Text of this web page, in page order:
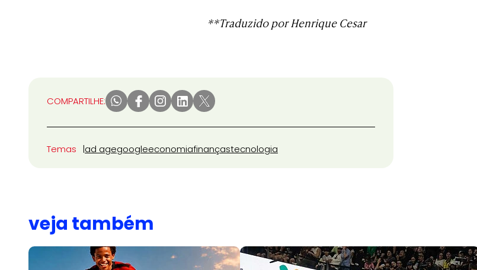
**Traduzido por Henrique Cesar
COMPARTILHE:
Temas ad agegoogleeconomiafinançastecnologia
veja também